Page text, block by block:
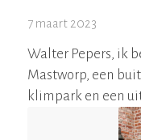
7 maart 2023
Walter Pepers, ik
Mastworp, een
klimpark en een